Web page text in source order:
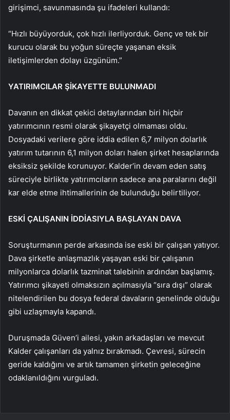
girişimci, savunmasında şu ifadeleri kullandı:
“Hızlı büyüyorduk, çok hızlı ilerliyorduk. Genç ve tek bir
kurucu olarak bu yoğun süreçte yaşanan eksik
iletişimlerden dolayı üzgünüm.”
YATIRIMCILAR ŞİKAYETTE BULUNMADI
Davanın en dikkat çekici detaylarından biri hiçbir
yatırımcının resmi olarak şikayetçi olmaması oldu.
Dosyadaki verilere göre iddia edilen 6,7 milyon dolarlık
yatırım tutarının 6,1 milyon doları halen şirket hesaplarında
eksiksiz şekilde korunuyor. Kalder’in devam eden satış
süreciyle birlikte yatırımcıların sadece ana paralarını değil
kar elde etme ihtimallerinin de bulunduğu belirtiliyor.
ESKİ ÇALIŞANIN İDDİASIYLA BAŞLAYAN DAVA
Soruşturmanın perde arkasında ise eski bir çalışan yatıyor.
Dava şirketle anlaşmazlık yaşayan eski bir çalışanın
milyonlarca dolarlık tazminat talebinin ardından başlamış.
Yatırımcı şikayeti olmaksızın açılmasıyla “sıra dışı” olarak
nitelendirilen bu dosya federal davaların genelinde olduğu
gibi uzlaşmayla kapandı.
Duruşmada Güven’i ailesi, yakın arkadaşları ve mevcut
Kalder çalışanları da yalnız bırakmadı. Çevresi, sürecin
geride kaldığını ve artık tamamen şirketin geleceğine
odaklanıldığını vurguladı.